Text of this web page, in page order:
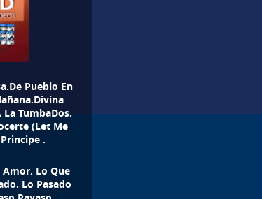
Pueblo En
TumbaDos.
(Let Me
.
Amor. Lo Que
Lo Pasado